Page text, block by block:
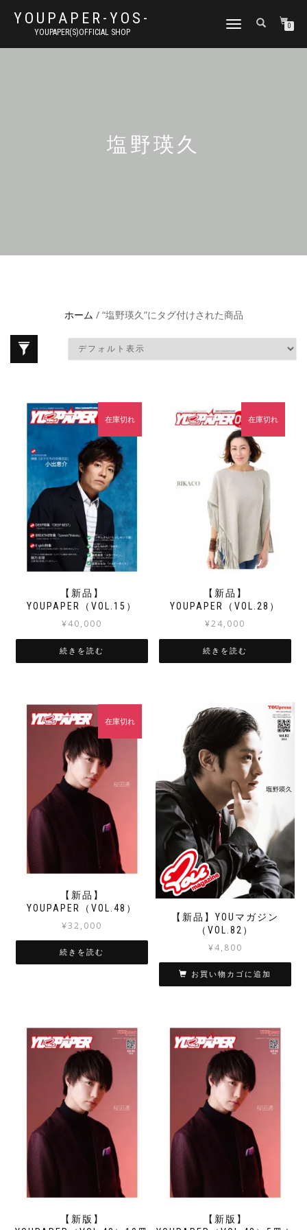
YOUPAPER-YOS-
YOUPAPER(S)OFFICIAL SHOP
ナ
ゲ
0
塩野瑛久
ホーム / “塩野瑛久”にタグ付けされた商品
【新品】
YOUPAPER（VOL.15）
¥40,000
在庫切れ
続きを読む
【新品】
YOUPAPER（VOL.28）
¥24,000
在庫切れ
続きを読む
【新品】
YOUPAPER（VOL.48）
¥32,000
在庫切れ
続きを読む
【新品】YOUマガジン
（VOL.82）
¥4,800
お買い物カゴに追加
【新版】
【新版】